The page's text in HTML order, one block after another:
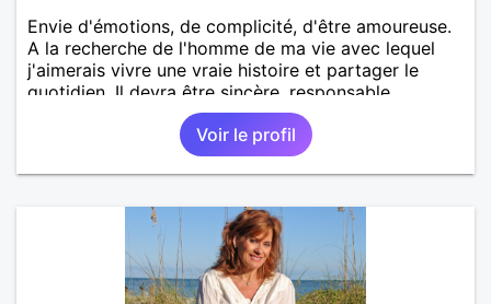
Envie d'émotions, de complicité, d'être amoureuse.
A la recherche de l'homme de ma vie avec lequel
j'aimerais vivre une vraie histoire et partager le
quotidien. Il devra être sincère, responsable,
ambitieux, entreprenant, fort de caractère et avec le
sens de l'humour. Il saura me chouchouter et me
mettre en valeur, me donner son amour et attention.
Merci de m'avoir lu et à bientôt...
Voir le profil